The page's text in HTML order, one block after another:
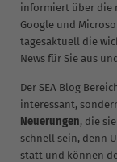
informiert über die
Google und
tagesaktuell die
News für Sie aus
Der SEA Blog
interessant,
Neuerungen, die
schnell sein, denn
statt und können